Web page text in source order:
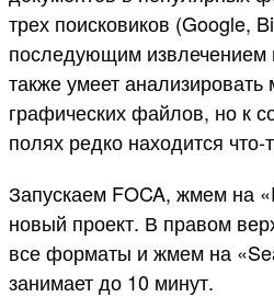
трех поисковиков (Google,
последующим извлечением
также умеет
графических файлов, но к
полях редко находится что-
Запускаем FOCA, жмем на
новый проект. В правом
все форматы и жмем на
занимает до 10 минут.